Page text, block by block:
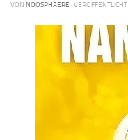
VON NOOSPHAERE · VERÖFFENTLICHT